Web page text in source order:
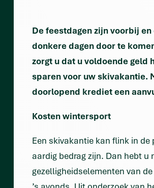
De feestdagen zijn voorbij
donkere dagen door te
zorgt u dat u voldoende
sparen voor uw skivakantie.
doorlopend krediet een
Kosten wintersport
Een skivakantie kan flink in
aardig bedrag zijn. Dan hebt u
gezelligheidselementen van